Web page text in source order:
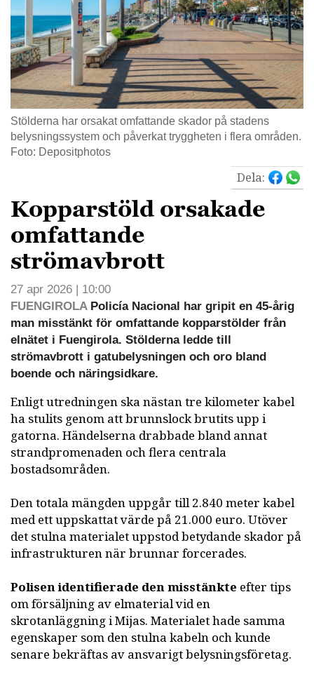
Stölderna har orsakat omfattande skador på stadens
belysningssystem och påverkat tryggheten i flera områden.
Foto: Depositphotos
Dela:
Kopparstöld orsakade
omfattande
strömavbrott
27 apr 2026 | 10:00
FUENGIROLAPolicía Nacional har gripit en 45-årig
man misstänkt för omfattande kopparstölder från
elnätet i Fuengirola. Stölderna ledde till
strömavbrott i gatubelysningen och oro bland
boende och näringsidkare.
Enligt utredningen ska nästan tre kilometer kabel
ha stulits genom att brunnslock brutits upp i
gatorna. Händelserna drabbade bland annat
strandpromenaden och flera centrala
bostadsområden.
Den totala mängden uppgår till 2.840 meter kabel
med ett uppskattat värde på 21.000 euro. Utöver
det stulna materialet uppstod betydande skador på
infrastrukturen när brunnar forcerades.
Polisen identifierade den misstänkte efter tips
om försäljning av elmaterial vid en
skrotanläggning i Mijas. Materialet hade samma
egenskaper som den stulna kabeln och kunde
senare bekräftas av ansvarigt belysningsföretag.